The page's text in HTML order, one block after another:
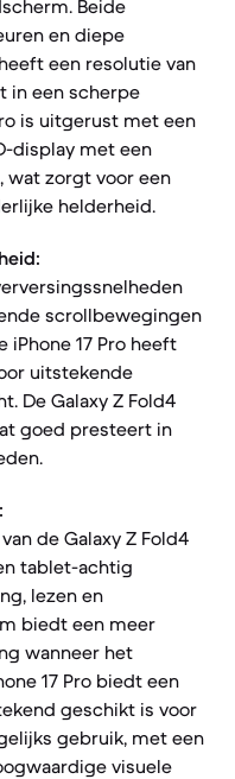
Beide
en diepe
een resolutie van
in een scherpe
is uitgerust met een
display met een
wat zorgt voor een
helderheid.
scrollbewegingen
iPhone 17 Pro heeft
uitstekende
De Galaxy Z Fold4
goed presteert in
de Galaxy Z Fold4
tablet-achtig
lezen en
biedt een meer
wanneer het
17 Pro biedt een
geschikt is voor
gebruik, met een
visuele